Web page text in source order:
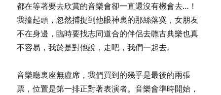
都在等著要去欣賞的音樂會卻一直還沒有機會去…！
我擡起頭，忽然捕捉到他眼神裏的那絲落寞，女朋友
不在身邊，臨時要找志同道合的伴侶去聼古典樂也真
不容易，我於是對他說，走吧，我們一起去。
音樂廳裏座無虛席，我們買到的幾乎是最後的兩張
票，位置是第一排正對著表演者。音樂會準時開始，